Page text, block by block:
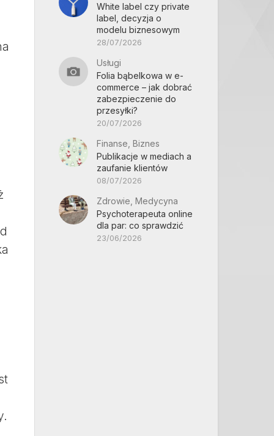
White label czy private
label, decyzja o
modelu biznesowym
28/07/2026
Usługi
Folia bąbelkowa w e-
commerce – jak dobrać
zabezpieczenie do
przesyłki?
20/07/2026
Finanse, Biznes
Publikacje w mediach a
zaufanie klientów
08/07/2026
Zdrowie, Medycyna
Psychoterapeuta online
dla par: co sprawdzić
23/06/2026